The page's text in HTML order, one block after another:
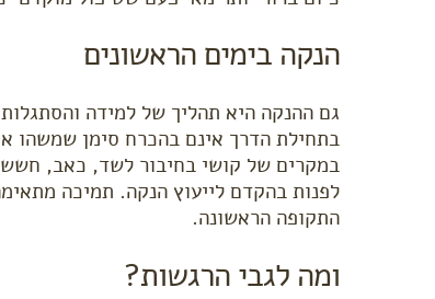
הנקה בימים הראשונים
גם ההנקה היא תהליך של למידה
בתחילת הדרך אינם בהכרח סימן שמשהו
במקרים של קושי בחיבור לשד, כאב, חשש
לפנות בהקדם לייעוץ הנקה. תמיכה
התקופה הראשונה.
ומה לגבי הרגשות?